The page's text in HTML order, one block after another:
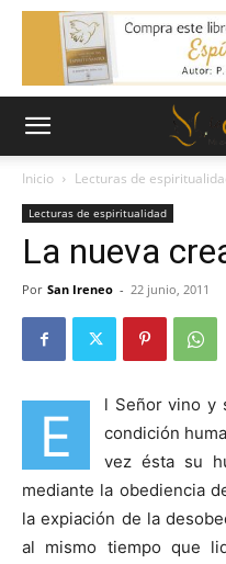
Inicio Lecturas de
Lecturas de espiritualidad
La nueva
Por San Ireneo - 22 junio, 2011
E
l Señor vino y
condición
vez ésta su
mediante la obediencia
la expiación de la
al mismo tiempo que